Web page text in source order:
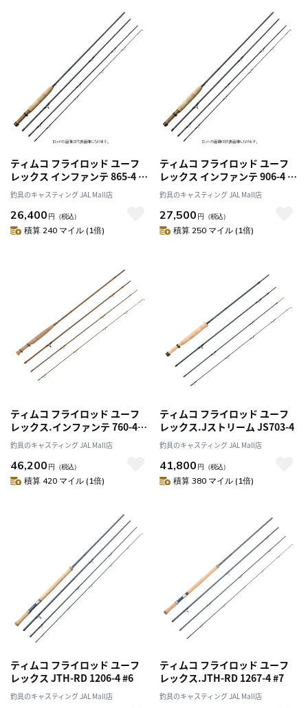
ティムコ フライロッド ユーフ
レックス インファンテ 865-4 ブ
ルーグレー (4ピース)
釣具のキャスティング JAL Mall店
26,400 円 （税込）
積算 240 マイル (1倍)
ティムコ フライロッド ユーフ
レックス インファンテ 906-4 ブ
ルーグレー (4ピース)
釣具のキャスティング JAL Mall店
27,500 円 （税込）
積算 250 マイル (1倍)
ティムコ フライロッド ユーフ
レックス.インファンテ 760-4
オイカワSP
釣具のキャスティング JAL Mall店
46,200 円 （税込）
積算 420 マイル (1倍)
ティムコ フライロッド ユーフ
レックス.Jストリーム JS703-4
釣具のキャスティング JAL Mall店
41,800 円 （税込）
積算 380 マイル (1倍)
ティムコ フライロッド ユーフ
レックス JTH-RD 1206-4 #6
釣具のキャスティング JAL Mall店
ティムコ フライロッド ユーフ
レックス.JTH-RD 1267-4 #7
釣具のキャスティング JAL Mall店